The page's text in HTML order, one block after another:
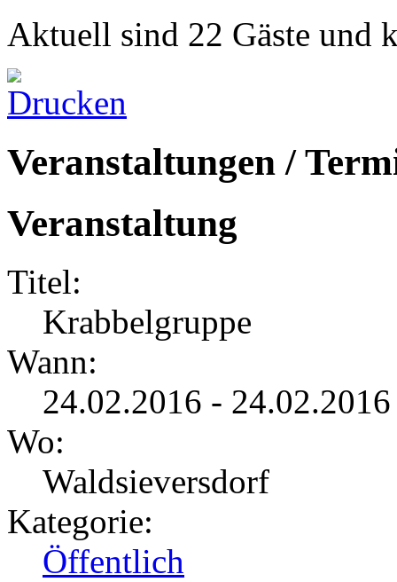
Aktuell sind 22 Gäste und
Veranstaltungen /
Veranstaltung
Titel:
Krabbelgruppe
Wann:
24.02.2016 -
Wo:
Waldsieversdorf
Kategorie:
Öffentlich